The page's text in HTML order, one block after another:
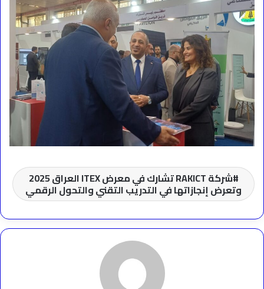
شركة RAKICT تشارك في معرض ITEX العراق 2025
وتعرض إنجازاتها في التدريب التقني والتحول الرقمي